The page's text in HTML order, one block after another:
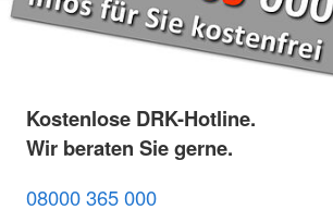
Kostenlose DRK-Hotline.
Wir beraten Sie gerne.
08000 365 000